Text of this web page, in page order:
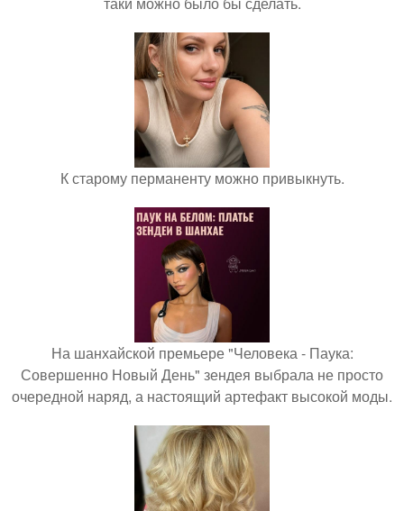
К старому перманенту можно привыкнуть.
На шанхайской премьере "Человека - Паука:
Совершенно Новый День" зендея выбрала не просто
очередной наряд, а настоящий артефакт высокой моды.